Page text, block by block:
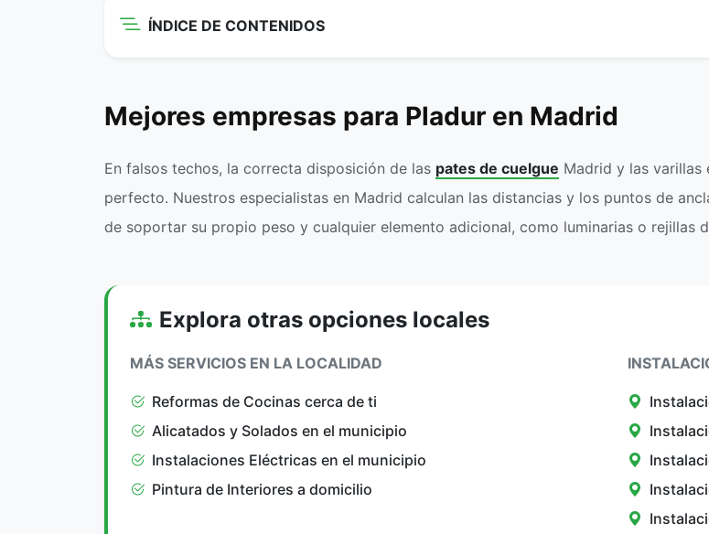
ÍNDICE DE CONTENIDOS
Mejores empresas para Pladur en Madrid
En falsos techos, la correcta disposición de las pates de cuelgue Madrid y las varillas
perfecto. Nuestros especialistas en Madrid calculan las distancias y los puntos de
de soportar su propio peso y cualquier elemento adicional, como luminarias o rejillas
Explora otras opciones locales
MÁS SERVICIOS EN LA LOCALIDAD
Reformas de Cocinas cerca de ti
Alicatados y Solados en el municipio
Instalaciones Eléctricas en el municipio
Pintura de Interiores a domicilio